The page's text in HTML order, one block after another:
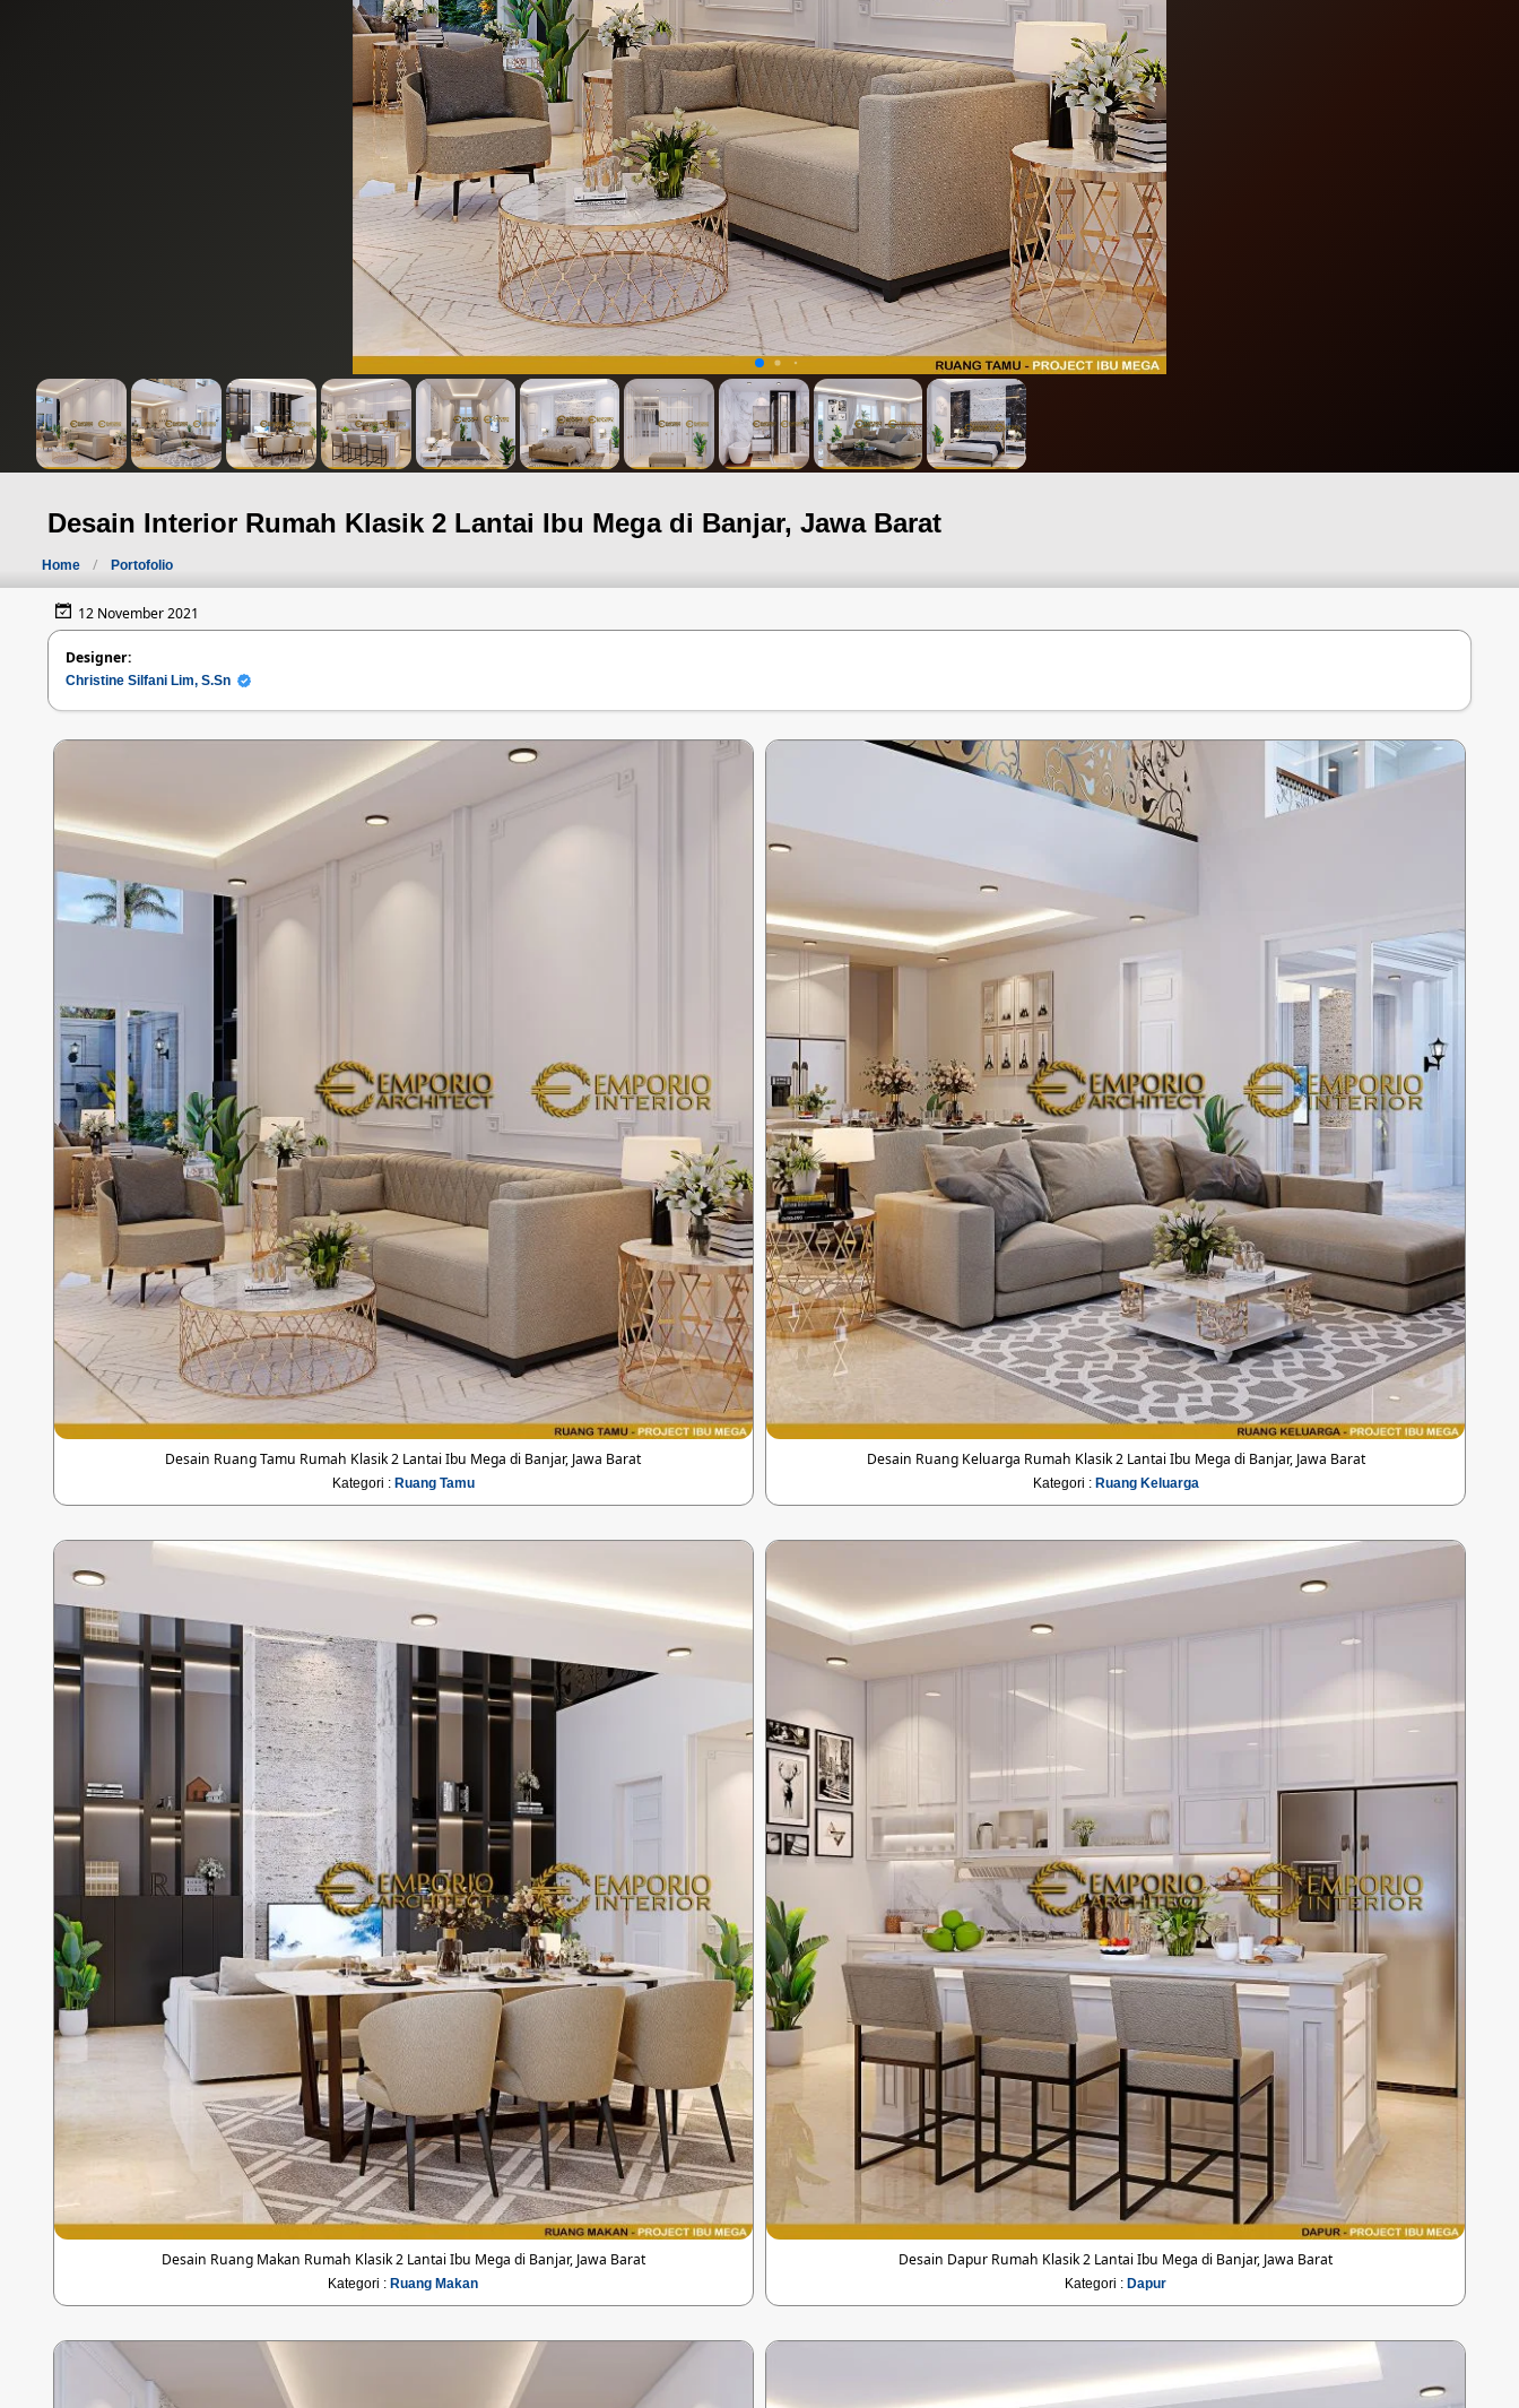
Desain Interior Rumah Klasik 2 Lantai Ibu Mega di Banjar, Jawa Barat
Home Portofolio
12 November 2021
Designer:
Christine Silfani Lim, S.Sn
Desain Ruang Tamu Rumah Klasik 2 Lantai Ibu Mega di Banjar, Jawa Barat
Kategori : Ruang Tamu
Desain Ruang Keluarga Rumah Klasik 2 Lantai Ibu Mega di Banjar, Jawa Barat
Kategori : Ruang Keluarga
Desain Ruang Makan Rumah Klasik 2 Lantai Ibu Mega di Banjar, Jawa Barat
Kategori : Ruang Makan
Desain Dapur Rumah Klasik 2 Lantai Ibu Mega di Banjar, Jawa Barat
Kategori : Dapur